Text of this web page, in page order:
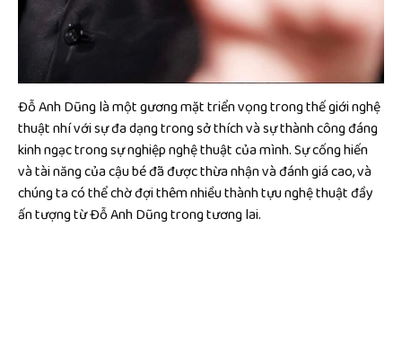
Đỗ Anh Dũng là một gương mặt triển vọng trong thế giới nghệ
thuật nhí với sự đa dạng trong sở thích và sự thành công đáng
kinh ngạc trong sự nghiệp nghệ thuật của mình. Sự cống hiến
và tài năng của cậu bé đã được thừa nhận và đánh giá cao, và
chúng ta có thể chờ đợi thêm nhiều thành tựu nghệ thuật đầy
ấn tượng từ Đỗ Anh Dũng trong tương lai.